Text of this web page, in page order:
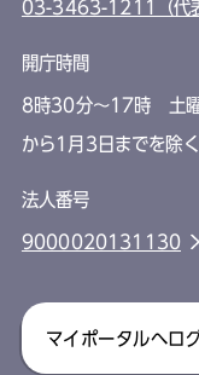
03-3463-1211（代
開庁時間
8時30分～17時 土曜
から1月3日までを除く
法人番号
9000020131130
マイポータルへロ